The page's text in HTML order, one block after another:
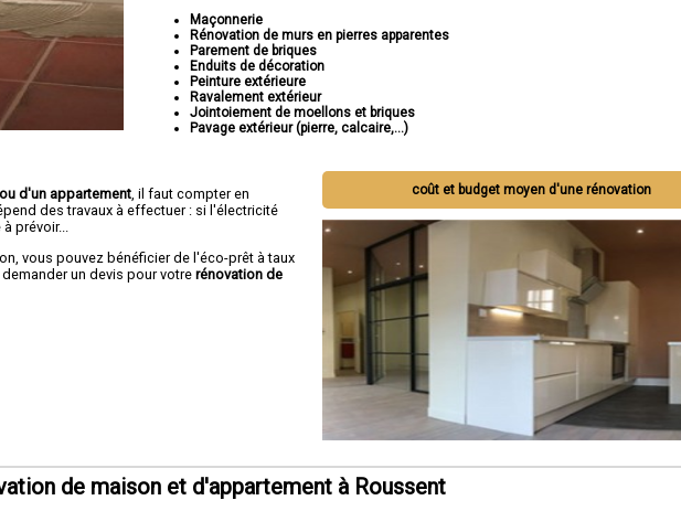
Maçonnerie
Rénovation de murs en pierres apparentes
Parement de briques
Enduits de décoration
Peinture extérieure
Ravalement extérieur
Jointoiement de moellons et briques
Pavage extérieur (pierre, calcaire,...)
coût et budget moyen d'une rénovation
d'un appartement , il faut compter en
des travaux à effectuer : si l'électricité
prévoir...
vous pouvez bénéficier de l'éco-prêt à taux
un devis pour votre rénovation de
de maison et d'appartement à Roussent